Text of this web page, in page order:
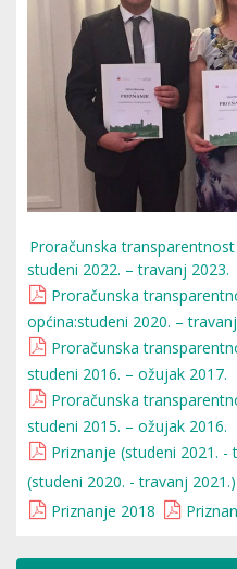
Proračunska
studeni 2022. – travanj 2023.
Proračunska
općina:studeni 2020. –
Proračunska
studeni 2016. – ožujak 2017.
Proračunska
studeni 2015. – ožujak 2016.
Priznanje (studeni 2021. -
(studeni 2020. - travanj 2021.)
Priznanje 2018